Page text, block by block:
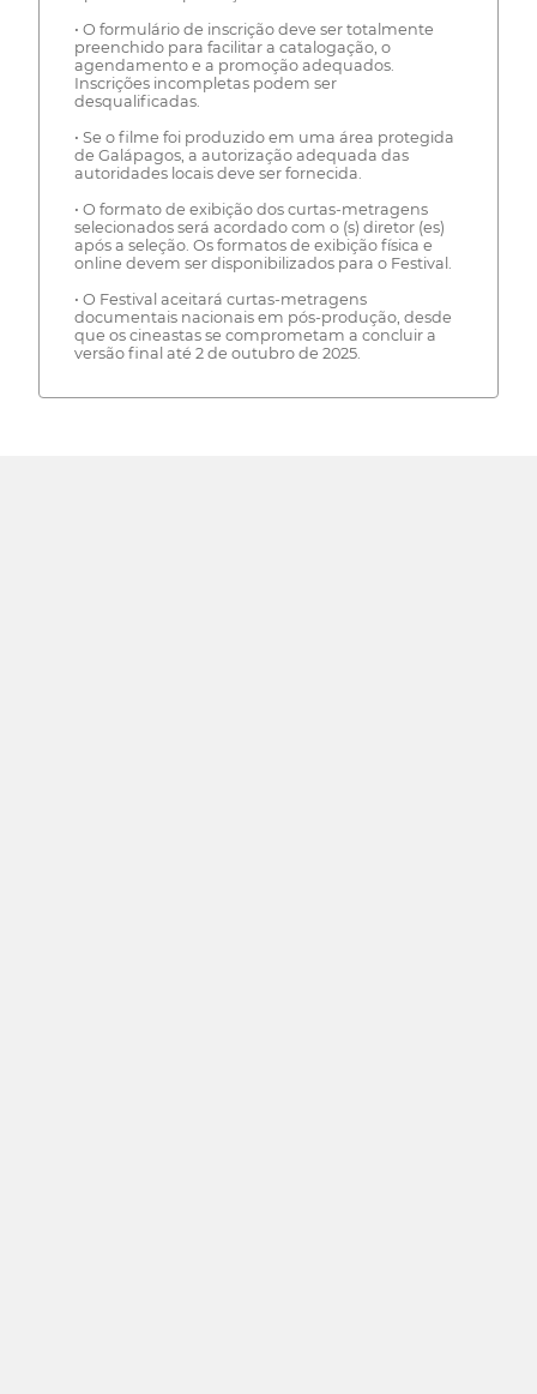
• O formulário de inscrição deve ser totalmente
preenchido para facilitar a catalogação, o
agendamento e a promoção adequados.
Inscrições incompletas podem ser
desqualificadas.
• Se o filme foi produzido em uma área protegida
de Galápagos, a autorização adequada das
autoridades locais deve ser fornecida.
• O formato de exibição dos curtas-metragens
selecionados será acordado com o (s) diretor (es)
após a seleção. Os formatos de exibição física e
online devem ser disponibilizados para o Festival.
• O Festival aceitará curtas-metragens
documentais nacionais em pós-produção, desde
que os cineastas se comprometam a concluir a
versão final até 2 de outubro de 2025.